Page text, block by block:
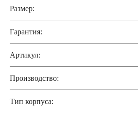
Размер:
Гарантия:
Артикул:
Производство:
Тип корпуса: